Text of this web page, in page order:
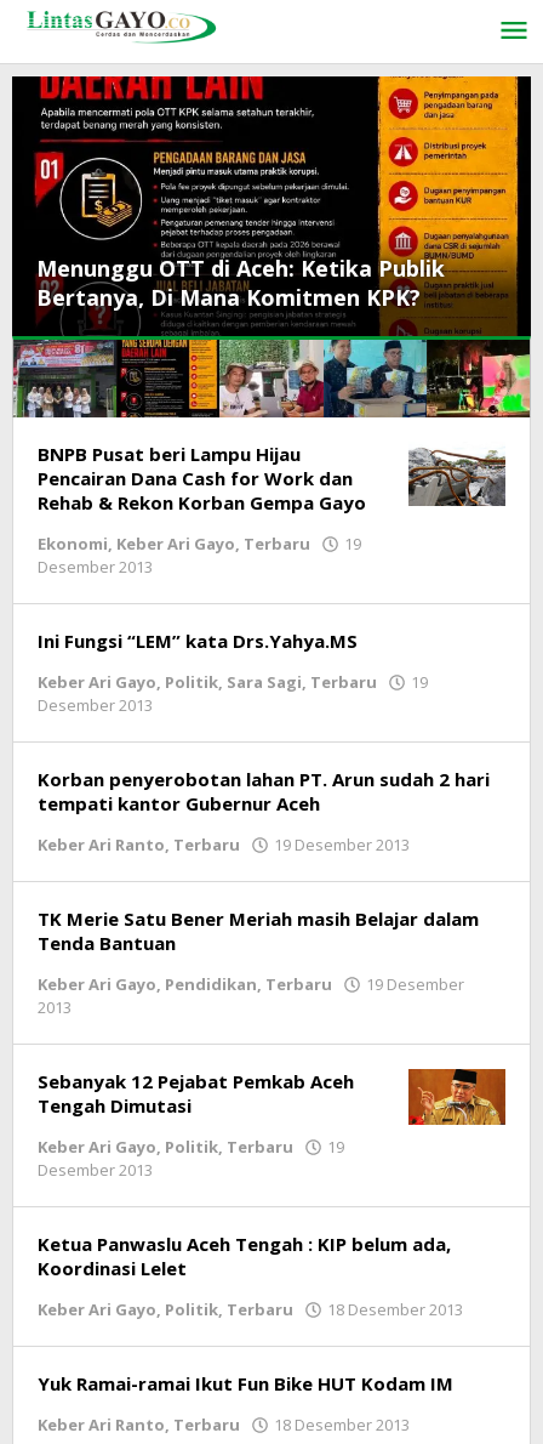
Lewati
konten
Menunggu OTT di Aceh: Ketika Publik
Bertanya, Di Mana Komitmen KPK?
LINTAS
GAYO
BNPB Pusat beri Lampu Hijau
Pencairan Dana Cash for Work dan
Rehab & Rekon Korban Gempa Gayo
Ekonomi, Keber Ari Gayo, Terbaru
19
Desember 2013
Ini Fungsi “LEM” kata Drs.Yahya.MS
Keber Ari Gayo, Politik, Sara Sagi, Terbaru
19
Desember 2013
Korban penyerobotan lahan PT. Arun sudah 2 hari
tempati kantor Gubernur Aceh
Keber Ari Ranto, Terbaru 19 Desember 2013
TK Merie Satu Bener Meriah masih Belajar dalam
Tenda Bantuan
Keber Ari Gayo, Pendidikan, Terbaru
19 Desember
2013
Sebanyak 12 Pejabat Pemkab Aceh
Tengah Dimutasi
Keber Ari Gayo, Politik, Terbaru
19
Desember 2013
Ketua Panwaslu Aceh Tengah : KIP belum ada,
Koordinasi Lelet
Keber Ari Gayo, Politik, Terbaru 18 Desember 2013
Yuk Ramai-ramai Ikut Fun Bike HUT Kodam IM
Keber Ari Ranto, Terbaru 18 Desember 2013